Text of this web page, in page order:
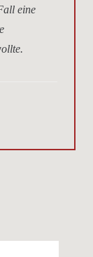
eine